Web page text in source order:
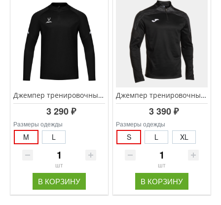
Джемпер тренировочный CAMP 2 Training Top, черный
3 290 ₽
Размеры одежды
M L
шт
В КОРЗИНУ
Джемпер тренировочный JOMA Championship VIII 104217.110
3 390 ₽
Размеры одежды
S L XL
шт
В КОРЗИНУ